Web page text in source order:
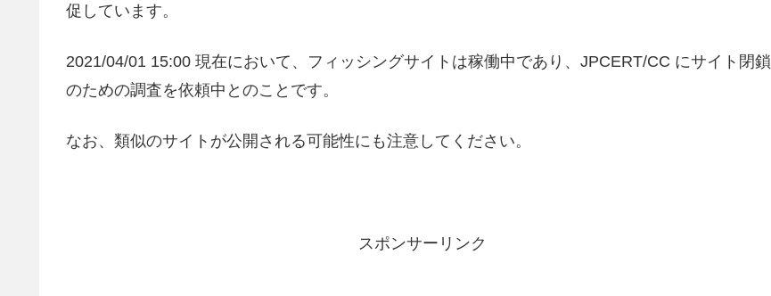
促しています。
2021/04/01 15:00 現在において、フィッシングサイトは稼働中であり、JPCERT/CC にサイト閉鎖
のための調査を依頼中とのことです。
なお、類似のサイトが公開される可能性にも注意してください。
スポンサーリンク